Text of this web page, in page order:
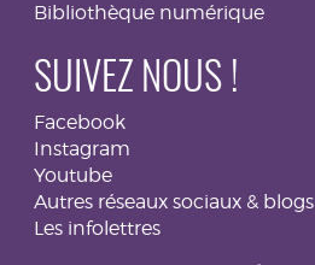
Bibliothèque numérique
SUIVEZ NOUS !
Facebook
Instagram
Youtube
Autres réseaux sociaux & blogs
Les infolettres